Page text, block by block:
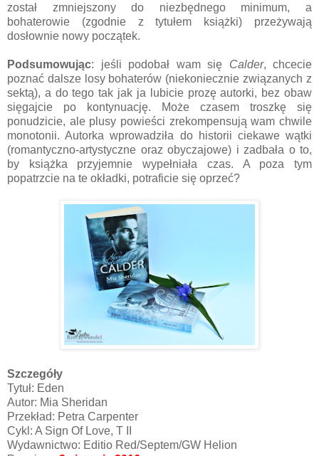
został zmniejszony do niezbędnego minimum, a
bohaterowie (zgodnie z tytułem książki) przeżywają
dosłownie nowy początek.
Podsumowując: jeśli podobał wam się Calder, chcecie
poznać dalsze losy bohaterów (niekoniecznie związanych z
sektą), a do tego tak jak ja lubicie prozę autorki, bez obaw
sięgajcie po kontynuację. Może czasem troszkę się
ponudzicie, ale plusy powieści zrekompensują wam chwile
monotonii. Autorka wprowadziła do historii ciekawe wątki
(romantyczno-artystyczne oraz obyczajowe) i zadbała o to,
by książka przyjemnie wypełniała czas. A poza tym
popatrzcie na te okładki, potraficie się oprzeć?
Szczegóły
Tytuł: Eden
Autor: Mia Sheridan
Przekład: Petra Carpenter
Cykl: A Sign Of Love, T II
Wydawnictwo: Editio Red/Septem/GW Helion